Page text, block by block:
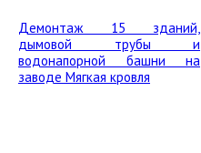
Демонтаж 15 зданий,
дымовой трубы и
водонапорной башни на
заводе Мягкая кровля